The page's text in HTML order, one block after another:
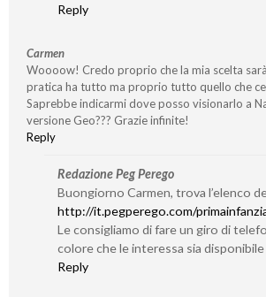
Reply
Carmen
Woooow! Credo proprio che la mia scelta
pratica ha tutto ma proprio tutto quello che
Saprebbe indicarmi dove posso visionarlo a
versione Geo??? Grazie infinite!
Reply
Redazione Peg Perego
Buongiorno Carmen, trova l’elenco
http://it.pegperego.com/
Le consigliamo di fare un giro di
colore che le interessa sia
Reply